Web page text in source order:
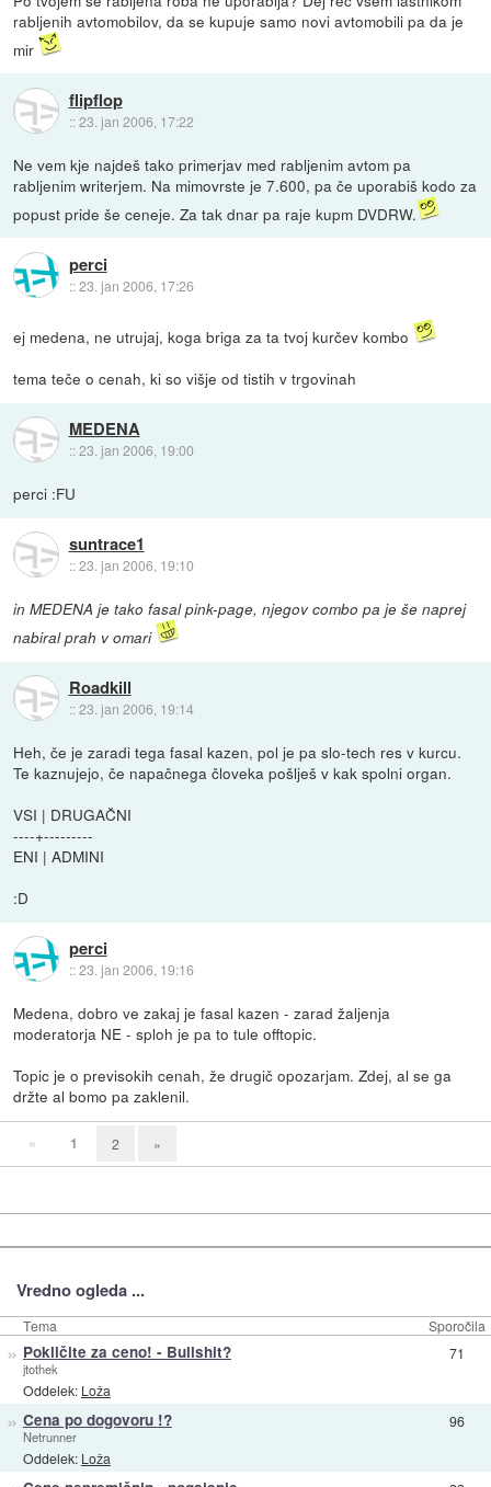
rabljenih avtomobilov, da se kupuje samo novi avtomobili pa da je
mir
flipflop
::23. jan 2006, 17:22
Ne vem kje najdeš tako primerjav med rabljenim avtom pa
rabljenim writerjem. Na mimovrste je 7.600, pa če uporabiš kodo za
popust pride še ceneje. Za tak dnar pa raje kupm DVDRW.
perci
::23. jan 2006, 17:26
ej medena, ne utrujaj, koga briga za ta tvoj kurčev kombo
tema teče o cenah, ki so višje od tistih v trgovinah
MEDENA
::23. jan 2006, 19:00
perci :FU
suntrace1
::23. jan 2006, 19:10
in MEDENA je tako fasal pink-page, njegov combo pa je še naprej
nabiral prah v omari
Roadkill
::23. jan 2006, 19:14
Heh, če je zaradi tega fasal kazen, pol je pa slo-tech res v kurcu.
Te kaznujejo, če napačnega človeka pošlješ v kak spolni organ.
VSI | DRUGAČNI
----+---------
ENI | ADMINI
:D
perci
::23. jan 2006, 19:16
Medena, dobro ve zakaj je fasal kazen - zarad žaljenja
moderatorja NE - sploh je pa to tule offtopic.
Topic je o previsokih cenah, že drugič opozarjam. Zdej, al se ga
držte al bomo pa zaklenil.
« 1 2 »
Vredno ogleda ...
Tema Sporočila
» Pokličite za ceno! - Bullshit?
jtothek
Oddelek: Loža
71
» Cena po dogovoru !?
Netrunner
Oddelek: Loža
96